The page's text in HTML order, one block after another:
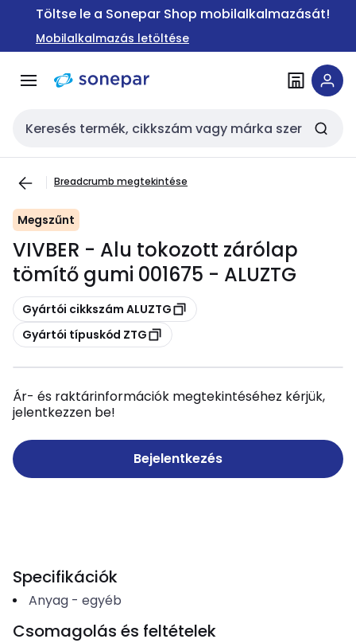
Ugrás a
Ugrás a
tartalomra
Töltse le a Sonepar Shop mobilalkalmazását!
Mobilalkalmazás letöltése
Keresési bemenet
Breadcrumb megtekintése
Megszűnt
VIVBER - Alu tokozott zárólap
tömítő gumi 001675 - ALUZTG
Másolás
Gyártói cikkszám ALUZTG
Másolás
Gyártói típuskód ZTG
Ár- és raktárinformációk megtekintéséhez kérjük,
jelentkezzen be!
Bejelentkezés
Specifikációk
Anyag- egyéb
Csomagolás és feltételek